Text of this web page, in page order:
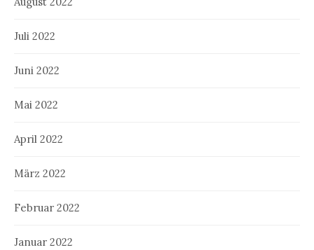
Juli 2022
Juni 2022
Mai 2022
April 2022
März 2022
Februar 2022
Januar 2022